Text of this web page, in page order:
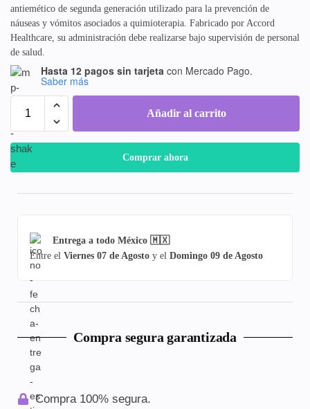
antiemético de segunda generación utilizado para la prevención de
náuseas y vómitos asociados a quimioterapia. Fabricado por Accord
Healthcare, su administración debe realizarse bajo supervisión de personal
de salud.
Hasta 12 pagos sin tarjeta con Mercado Pago.
Saber más
Añadir al carrito
Comprar ahora
Entrega a todo México 🇲🇽
Entre el Viernes 07 de Agosto y el Domingo 09 de Agosto
Compra segura garantizada
Compra 100% segura.